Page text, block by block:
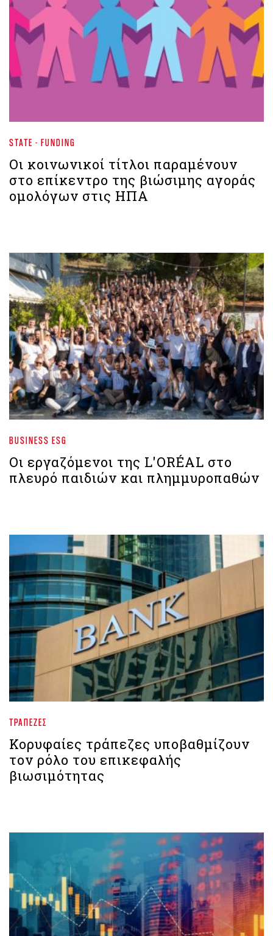
STATE - FUNDING
Οι κοινωνικοί τίτλοι παραμένουν
στο επίκεντρο της βιώσιμης αγοράς
ομολόγων στις ΗΠΑ
BUSINESS ESG
Οι εργαζόμενοι της L'ORÉAL στο
πλευρό παιδιών και πλημμυροπαθών
ΤΡΆΠΕΖΕΣ
Κορυφαίες τράπεζες υποβαθμίζουν
τον ρόλο του επικεφαλής
βιωσιμότητας